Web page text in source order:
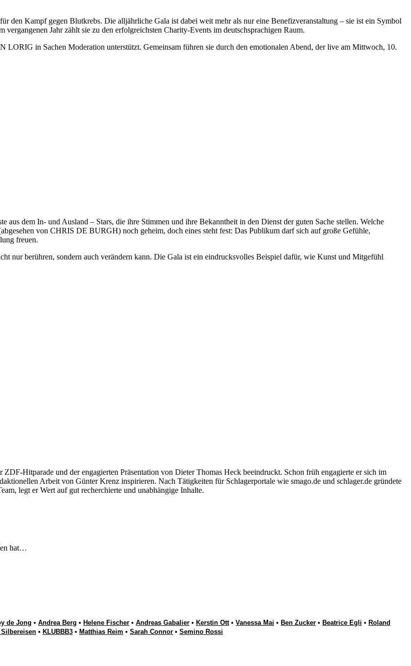
den Kampf gegen Blutkrebs. Die alljährliche Gala ist dabei weit mehr als nur eine Benefizveranstaltung – sie ist ein Symbol
Jahr zählt sie zu den erfolgreichsten Charity-Events im deutschsprachigen Raum.
in Sachen Moderation unterstützt. Gemeinsam führen sie durch den emotionalen Abend, der live am Mittwoch, 10.
aus dem In- und Ausland – Stars, die ihre Stimmen und ihre Bekanntheit in den Dienst der guten Sache stellen. Welche
von CHRIS DE BURGH) noch geheim, doch eines steht fest: Das Publikum darf sich auf große Gefühle,
freuen.
nur berühren, sondern auch verändern kann. Die Gala ist ein eindrucksvolles Beispiel dafür, wie Kunst und Mitgefühl
Hitparade und der engagierten Präsentation von Dieter Thomas Heck beeindruckt. Schon früh engagierte er sich im
Arbeit von Günter Krenz inspirieren. Nach Tätigkeiten für Schlagerportale wie smago.de und schlager.de gründete
legt er Wert auf gut recherchierte und unabhängige Inhalte.
hat…
de Jong • Andrea Berg • Helene Fischer • Andreas Gabalier • Kerstin Ott• Vanessa Mai • Ben Zucker • Beatrice Egli • Roland
• KLUBBB3 • Matthias Reim • Sarah Connor • Semino Rossi